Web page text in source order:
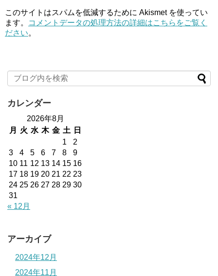
このサイトはスパムを低減するために Akismet を使ってい
ます。
コメントデータの処理方法の詳細はこちらをご覧く
ださい。
カレンダー
2026年8月
月
火 水 木 金 土
日
1
2
3
4 5 6 7 8
9
10 11 12 13 14 15 16
17 18 19 20 21 22 23
24 25 26 27 28 29 30
31
« 12月
アーカイブ
2024年12月
2024年11月